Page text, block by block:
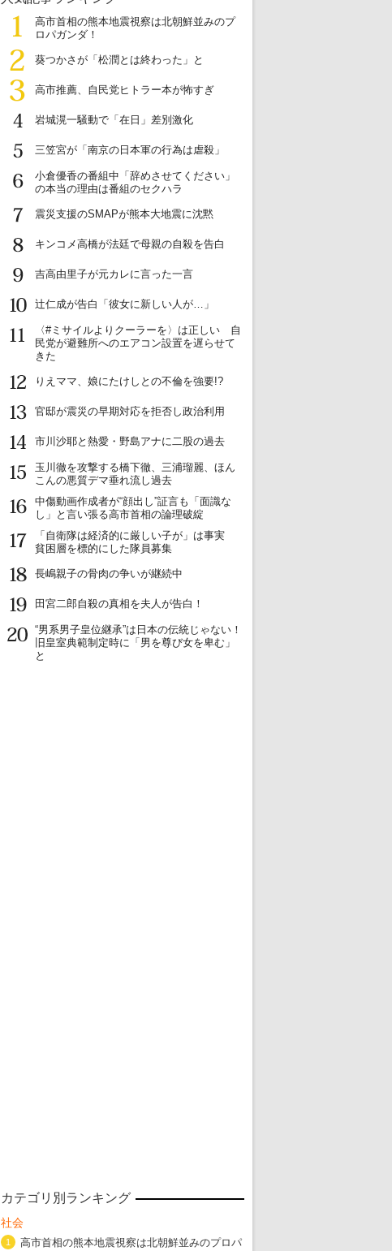
東京五輪強行開催特別企画 大ウソだら
・ 大ウソだらけの東京五輪！ 安倍・菅・森はどんな嘘を
1
高市首相の熊本地震視察は北朝鮮並みのプ
ロパガンダ！
2
葵つかさが「松潤とは終わった」と
3
高市推薦、自民党ヒトラー本が怖すぎ
4
岩城滉一騒動で「在日」差別激化
5
三笠宮が「南京の日本軍の行為は虐殺」
6
小倉優香の番組中「辞めさせてください」
の本当の理由は番組のセクハラ
7
震災支援のSMAPが熊本大地震に沈黙
8
キンコメ高橋が法廷で母親の自殺を告白
9
吉高由里子が元カレに言った一言
10
辻仁成が告白「彼女に新しい人が…」
11
〈#ミサイルよりクーラーを〉は正しい 自
民党が避難所へのエアコン設置を遅らせて
きた
12
りえママ、娘にたけしとの不倫を強要!?
13
官邸が震災の早期対応を拒否し政治利用
14
市川沙耶と熱愛・野島アナに二股の過去
15
玉川徹を攻撃する橋下徹、三浦瑠麗、ほん
こんの悪質デマ垂れ流し過去
16
中傷動画作成者が“顔出し”証言も「面識な
し」と言い張る高市首相の論理破綻
17
「自衛隊は経済的に厳しい子が」は事実
貧困層を標的にした隊員募集
18
長嶋親子の骨肉の争いが継続中
19
田宮二郎自殺の真相を夫人が告白！
20
“男系男子皇位継承”は日本の伝統じゃない！
旧皇室典範制定時に「男を尊び女を卑む」
と
カテゴリ別ランキング
社会
1
高市首相の熊本地震視察は北朝鮮並みのプロパ